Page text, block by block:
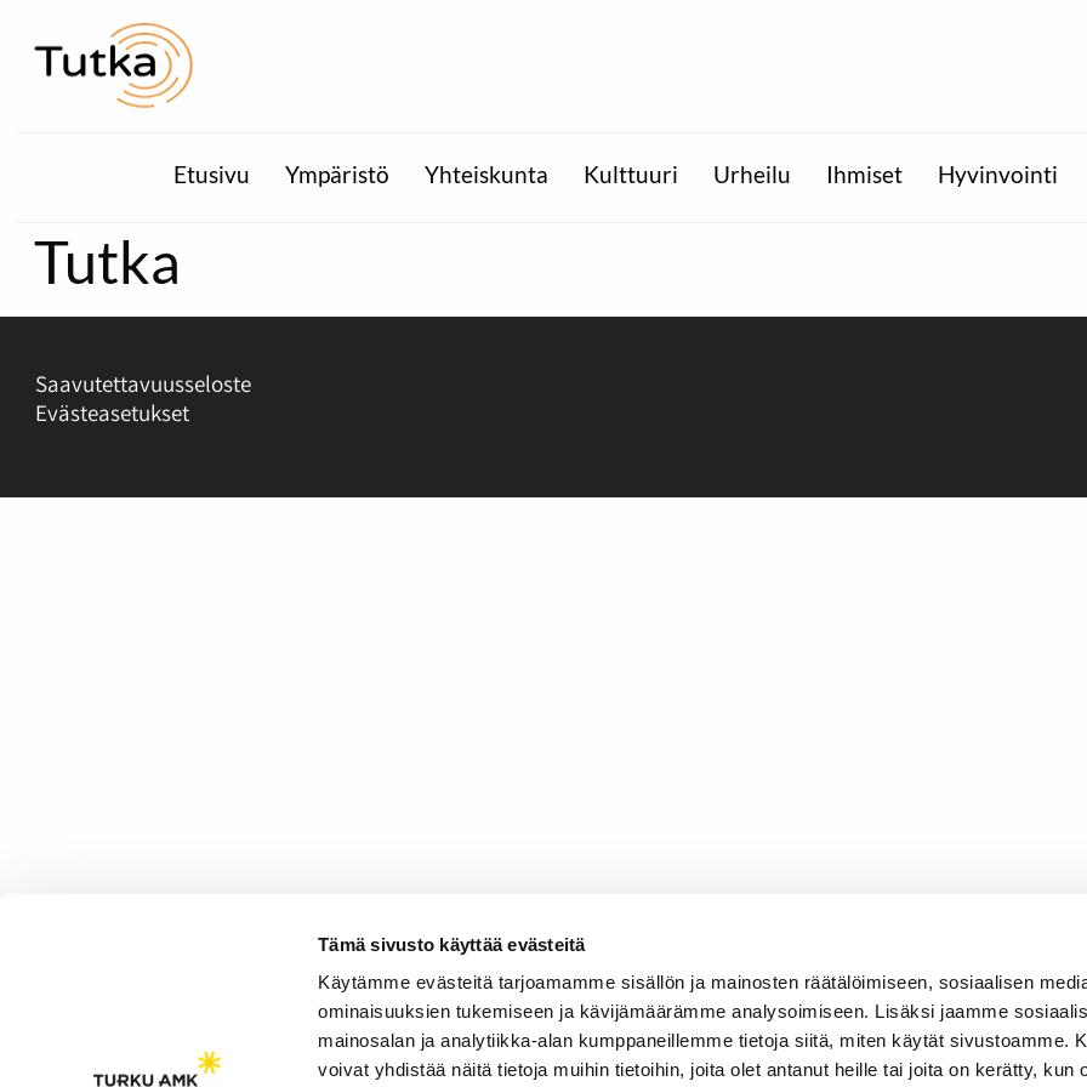
Tämä sivusto käyttää evästeitä
Käytämme evästeitä tarjoamamme sisällön ja mainosten räätälöimiseen, sosiaalisen
ominaisuuksien tukemiseen ja kävijämäärämme analysoimiseen. Lisäksi jaamme
mainosalan ja analytiikka-alan kumppaneillemme tietoja siitä, miten käytät sivustoamme.
voivat yhdistää näitä tietoja muihin tietoihin, joita olet antanut heille tai joita on kerätty, kun
Etusivu Ympäristö Yhteiskunta Kulttuuri Urheilu Ihmiset Hyvinvointi
Tutka
Saavutettavuusseloste
Evästeasetukset